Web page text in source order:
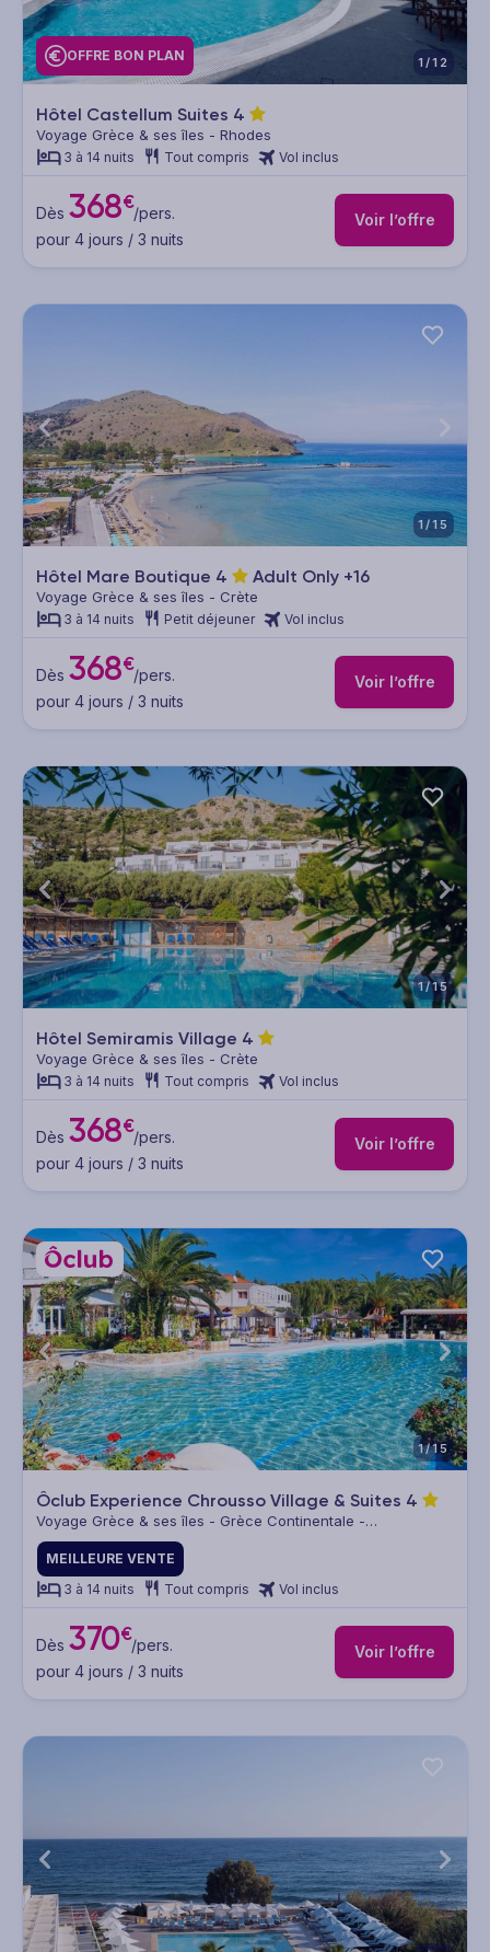
OFFRE BON PLAN 1/12
Hôtel Castellum Suites 4
Voyage Grèce & ses îles - Rhodes
3 à 14 nuits Tout compris Vol inclus
Dès 368€/pers.
pour 4 jours / 3 nuits
Voir l’offre
1/15
Hôtel Mare Boutique 4 Adult Only +16
Voyage Grèce & ses îles - Crète
3 à 14 nuits Petit déjeuner Vol inclus
Dès 368€/pers.
pour 4 jours / 3 nuits
Voir l’offre
1/15
Hôtel Semiramis Village 4
Voyage Grèce & ses îles - Crète
3 à 14 nuits Tout compris Vol inclus
Dès 368€/pers.
pour 4 jours / 3 nuits
Voir l’offre
1/15
Ôclub Experience Chrousso Village & Suites 4
Voyage Grèce & ses îles - Grèce Continentale -
Thessalonique & sa région
MEILLEURE VENTE
3 à 14 nuits
Tout compris Vol inclus
Dès 370€/pers.
pour 4 jours / 3 nuits
Voir l’offre